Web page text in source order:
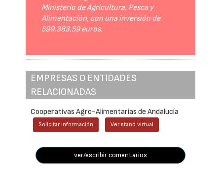
Ministerio de Agricultura, Pesca y
Alimentación, con una inversión de
599.383,59 euros.
EMPRESAS O ENTIDADES
RELACIONADAS
Cooperativas Agro-Alimentarias de Andalucía
Solicitar información Ver stand virtual
ver/escribir comentarios